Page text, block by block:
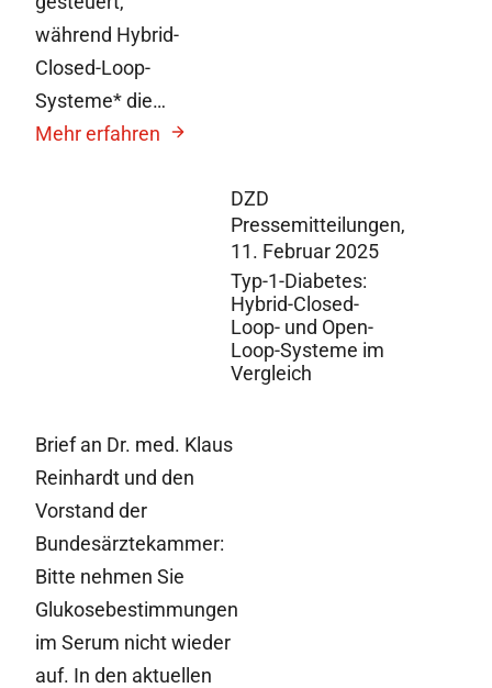
DZD
Pressemitteilungen,
11. Februar 2025
Typ-1-Diabetes:
Hybrid-Closed-
Loop- und Open-
Loop-Systeme im
Vergleich
während Hybrid-
Closed-Loop-
Systeme* die…
Mehr erfahren
Brief an Dr. med. Klaus
Reinhardt und den
Vorstand der
Bundesärztekammer:
Bitte nehmen Sie
Glukosebestimmungen
im Serum nicht wieder
auf. In den aktuellen